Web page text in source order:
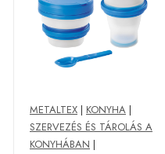
METALTEX | KONYHA |
SZERVEZÉS ÉS TÁROLÁS A
KONYHÁBAN |